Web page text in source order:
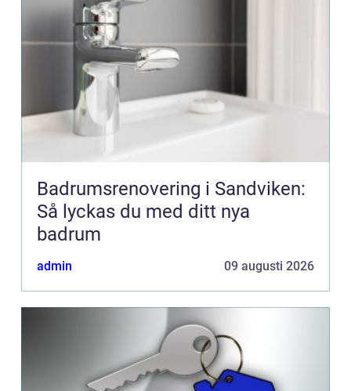
Badrumsrenovering i Sandviken:
Så lyckas du med ditt nya
badrum
admin 09 augusti 2026